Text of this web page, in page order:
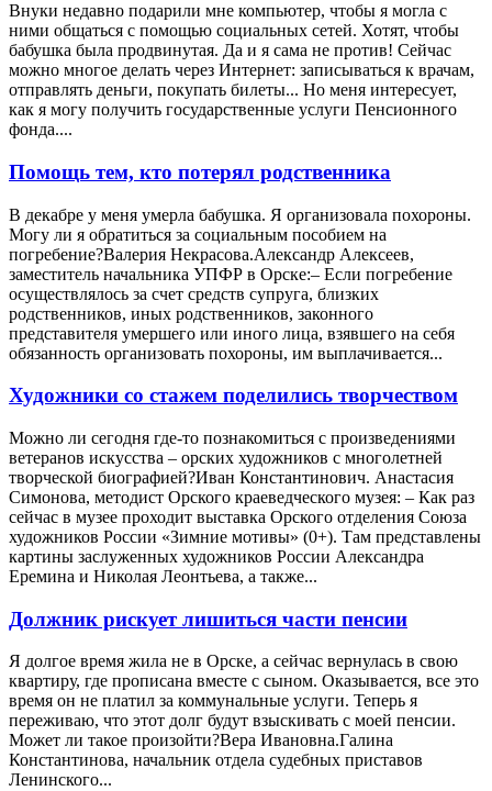
Внуки недавно подарили мне компьютер, чтобы я могла с
ними общаться с помощью социальных сетей. Хотят, чтобы
бабушка была продвинутая. Да и я сама не против! Сейчас
можно многое делать через Интернет: записываться к врачам,
отправлять деньги, покупать билеты... Но меня интересует,
как я могу получить государственные услуги Пенсионного
фонда....
Помощь тем, кто потерял родственника
В декабре у меня умерла бабушка. Я организовала похороны.
Могу ли я обратиться за социальным пособием на
погребение?Валерия Некрасова.Александр Алексеев,
заместитель начальника УПФР в Орске:– Если погребение
осуществлялось за счет средств супруга, близких
родственников, иных родственников, законного
представителя умершего или иного лица, взявшего на себя
обязанность организовать похороны, им выплачивается...
Художники со стажем поделились творчеством
Можно ли сегодня где-то познакомиться с произведениями
ветеранов искусства – орских художников с многолетней
творческой биографией?Иван Константинович. Анастасия
Симонова, методист Орского краеведческого музея: – Как раз
сейчас в музее проходит выставка Орского отделения Союза
художников России «Зимние мотивы» (0+). Там представлены
картины заслуженных художников России Александра
Еремина и Николая Леонтьева, а также...
Должник рискует лишиться части пенсии
Я долгое время жила не в Орске, а сейчас вернулась в свою
квартиру, где прописана вместе с сыном. Оказывается, все это
время он не платил за коммунальные услуги. Теперь я
переживаю, что этот долг будут взыскивать с моей пенсии.
Может ли такое произойти?Вера Ивановна.Галина
Константинова, начальник отдела судебных приставов
Ленинского...